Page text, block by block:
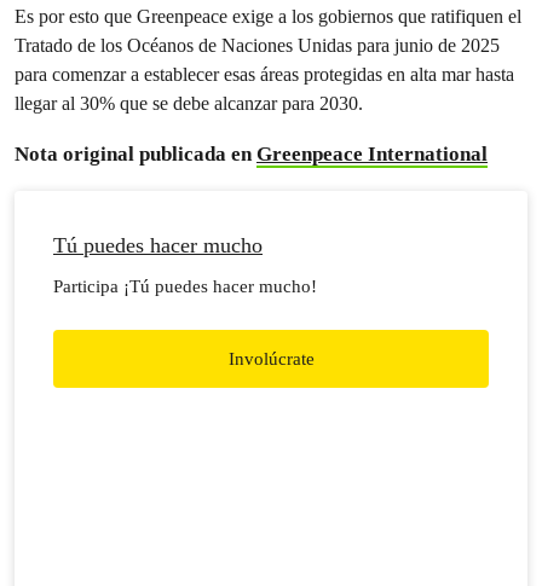
Es por esto que Greenpeace exige a los gobiernos que ratifiquen el
Tratado de los Océanos de Naciones Unidas para junio de 2025
para comenzar a establecer esas áreas protegidas en alta mar hasta
llegar al 30% que se debe alcanzar para 2030.
Nota original publicada enGreenpeace International
Tú puedes hacer mucho
Participa ¡Tú puedes hacer mucho!
Involúcrate